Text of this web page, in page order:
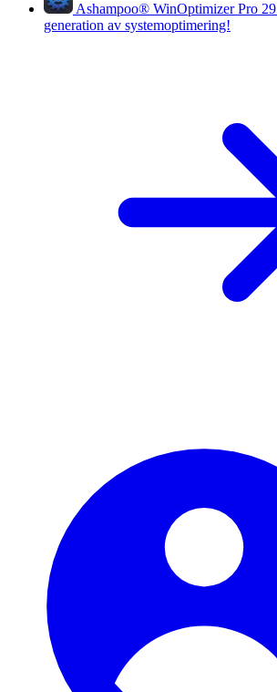
Ashampoo® WinOptimizer Pro 29
generation av systemoptimering!